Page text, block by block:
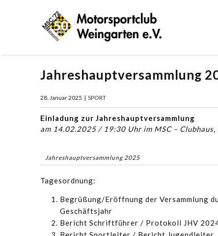
Jahreshauptversammlung
28. Januar 2025 | SPORT
Einladung zur Jahreshauptversammlung
am 14.02.2025 / 19:30 Uhr im MSC –
Jahreshauptversammlung 2025
Tagesordnung:
Begrüßung/Eröffnung der Versammlung
Geschäftsjahr
Bericht Schriftführer / Protokoll JHV